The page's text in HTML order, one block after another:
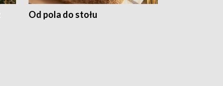
Od pola do stołu